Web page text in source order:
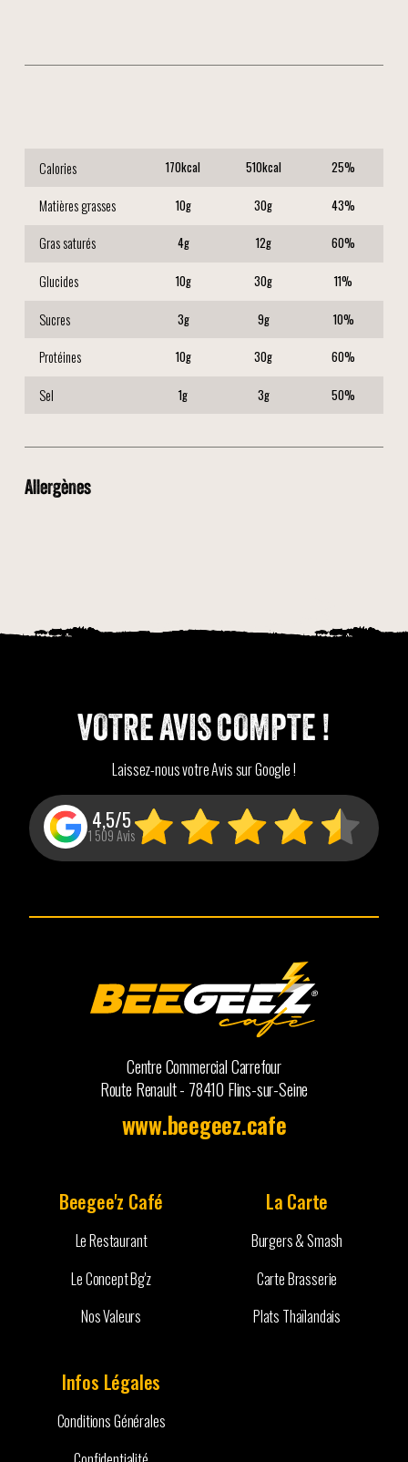
Calories 170kcal 510kcal 25%
Matières grasses 10g 30g 43%
Gras saturés 4g 12g 60%
Glucides 10g 30g 11%
Sucres 3g 9g 10%
Protéines 10g 30g 60%
Sel 1g 3g 50%
Allergènes
VOTRE AVIS COMPTE !
Laissez-nous votre Avis sur Google !
4,5/5
1 509 Avis
Centre Commercial Carrefour
Route Renault - 78410 Flins-sur-Seine
www.beegeez.cafe
Beegee'z Café
Le Restaurant
Le Concept Bg'z
Nos Valeurs
La Carte
Burgers & Smash
Carte Brasserie
Plats Thaïlandais
Infos Légales
Conditions Générales